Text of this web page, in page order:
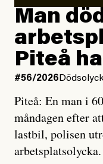
Vad betyder det att
tidning?
Vad är bra
Ett försök till korta
för Kuhn och
som chefredaktör
roll.
Jag lärde mig
enligt uråldrig
och lade min sista
på att laga en
Jag sökte ljuset och
efter det som var
och aldrig såg jag
när jag ombord på
Man
Piteå
#56/2026
Piteå: En man i
måndagen efter
lastbil, polisen
arbetsplatsolycka.